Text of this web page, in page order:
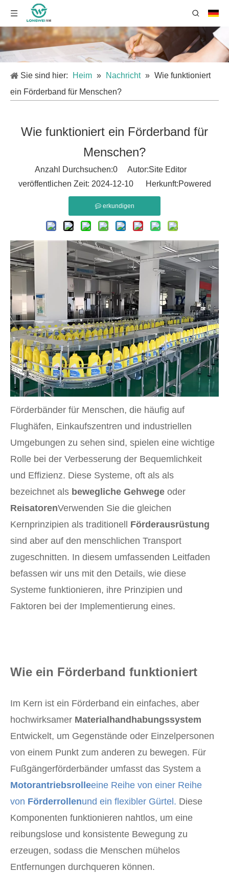
Sie sind hier: Heim » Nachricht » Wie funktioniert
ein Förderband für Menschen?
Wie funktioniert ein Förderband für
Menschen?
Anzahl Durchsuchen:0Autor:Site Editor
veröffentlichen Zeit: 2024-12-10 Herkunft:Powered
erkundigen
Förderbänder für Menschen, die häufig auf
Flughäfen, Einkaufszentren und industriellen
Umgebungen zu sehen sind, spielen eine wichtige
Rolle bei der Verbesserung der Bequemlichkeit
und Effizienz. Diese Systeme, oft als als
bezeichnet als bewegliche Gehwege oder
ReisatorenVerwenden Sie die gleichen
Kernprinzipien als traditionell Förderausrüstung
sind aber auf den menschlichen Transport
zugeschnitten. In diesem umfassenden Leitfaden
befassen wir uns mit den Details, wie diese
Systeme funktionieren, ihre Prinzipien und
Faktoren bei der Implementierung eines.
Wie ein Förderband funktioniert
Im Kern ist ein Förderband ein einfaches, aber
hochwirksamer Materialhandhabungssystem
Entwickelt, um Gegenstände oder Einzelpersonen
von einem Punkt zum anderen zu bewegen. Für
Fußgängerförderbänder umfasst das System a
Motorantriebsrolleeine Reihe von einer Reihe
von Förderrollenund ein flexibler Gürtel. Diese
Komponenten funktionieren nahtlos, um eine
reibungslose und konsistente Bewegung zu
erzeugen, sodass die Menschen mühelos
Entfernungen durchqueren können.